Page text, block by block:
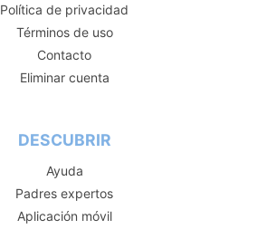
Política de privacidad
Términos de uso
Contacto
Eliminar cuenta
DESCUBRIR
Ayuda
Padres expertos
Aplicación móvil